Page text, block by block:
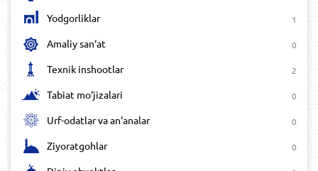
Yodgorliklar 1
Amaliy san‘at 0
Texnik inshootlar 2
Tabiat mo‘jizalari 0
Urf-odatlar va an‘analar 0
Ziyoratgohlar 0